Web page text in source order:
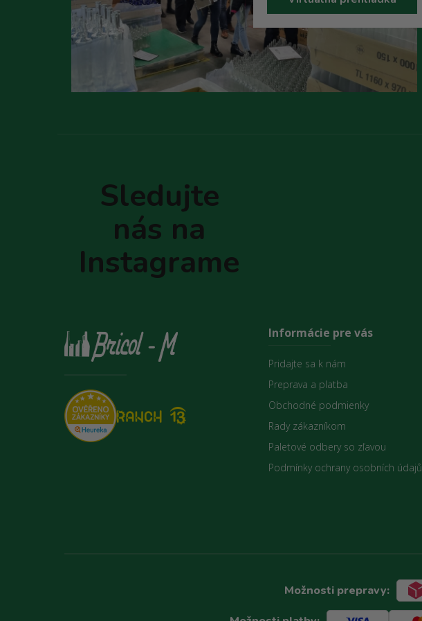
Sledujte
nás na
Instagrame
Informácie pre vás
Pridajte sa k nám
Preprava a platba
Obchodné podmienky
Rady zákazníkom
Paletové odbery so zľavou
Podmínky ochrany osobních údajů
Možnosti prepravy: